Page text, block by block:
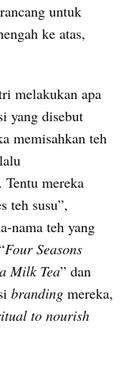
untuk
ke atas,
melakukan apa
yang disebut
memisahkan teh
Tentu mereka
teh susu”,
nama teh yang
Four Seasons
Milk Tea” dan
branding mereka,
to nourish